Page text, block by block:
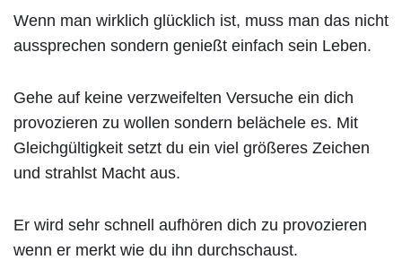
Wenn man wirklich glücklich ist, muss man das nicht
aussprechen sondern genießt einfach sein Leben.
Gehe auf keine verzweifelten Versuche ein dich
provozieren zu wollen sondern belächele es. Mit
Gleichgültigkeit setzt du ein viel größeres Zeichen
und strahlst Macht aus.
Er wird sehr schnell aufhören dich zu provozieren
wenn er merkt wie du ihn durchschaust.